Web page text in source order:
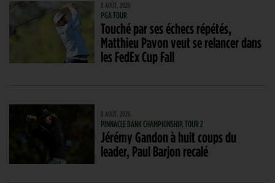
8 AOÛT. 2026
PGA TOUR
Touché par ses échecs répétés,
Matthieu Pavon veut se relancer dans
les FedEx Cup Fall
8 AOÛT. 2026
PINNACLE BANK CHAMPIONSHIP, TOUR 2
Jérémy Gandon à huit coups du
leader, Paul Barjon recalé